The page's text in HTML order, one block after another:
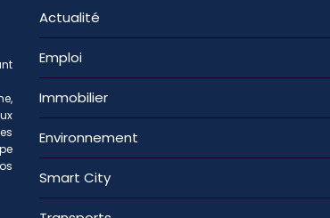
Actualité
Emploi
Immobilier
Environnement
Smart City